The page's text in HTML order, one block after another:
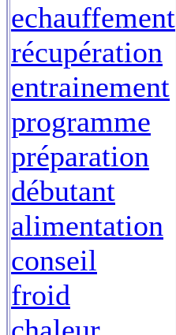
echauffement
récupération
entrainement
programme
préparation
débutant
alimentation
conseil
froid